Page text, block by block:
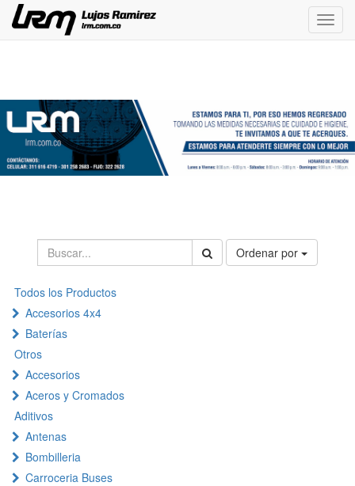
Menú
de
Ordenar por
Todos los Productos
Accesorios 4x4
Baterías
Otros
Accesorios
Aceros y Cromados
Aditivos
Antenas
Bombilleria
Carroceria Buses